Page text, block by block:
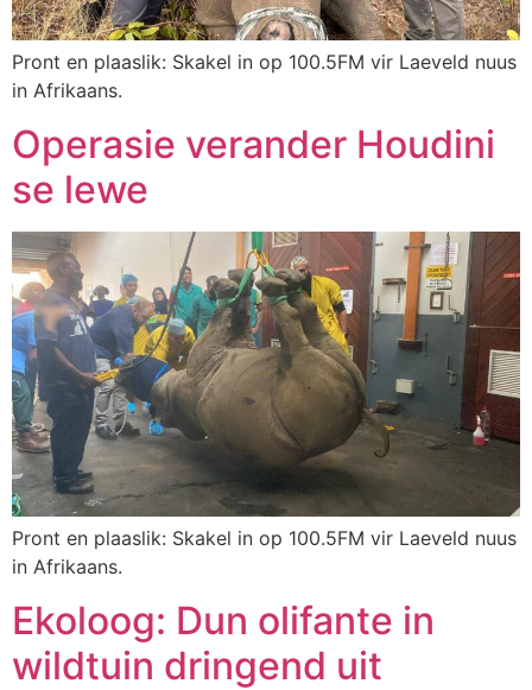
Pront en plaaslik: Skakel in op 100.5FM vir Laeveld nuus
in Afrikaans.
Operasie verander Houdini
se lewe
Pront en plaaslik: Skakel in op 100.5FM vir Laeveld nuus
in Afrikaans.
Ekoloog: Dun olifante in
wildtuin dringend uit